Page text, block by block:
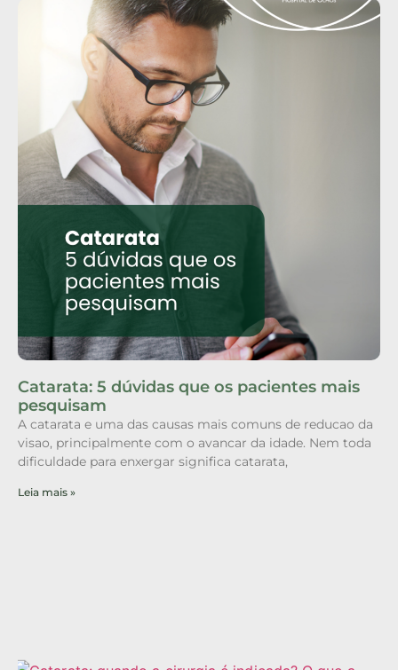
Catarata: 5 dúvidas que os pacientes mais
pesquisam
A catarata e uma das causas mais comuns de reducao da
visao, principalmente com o avancar da idade. Nem toda
dificuldade para enxergar significa catarata,
Leia mais »